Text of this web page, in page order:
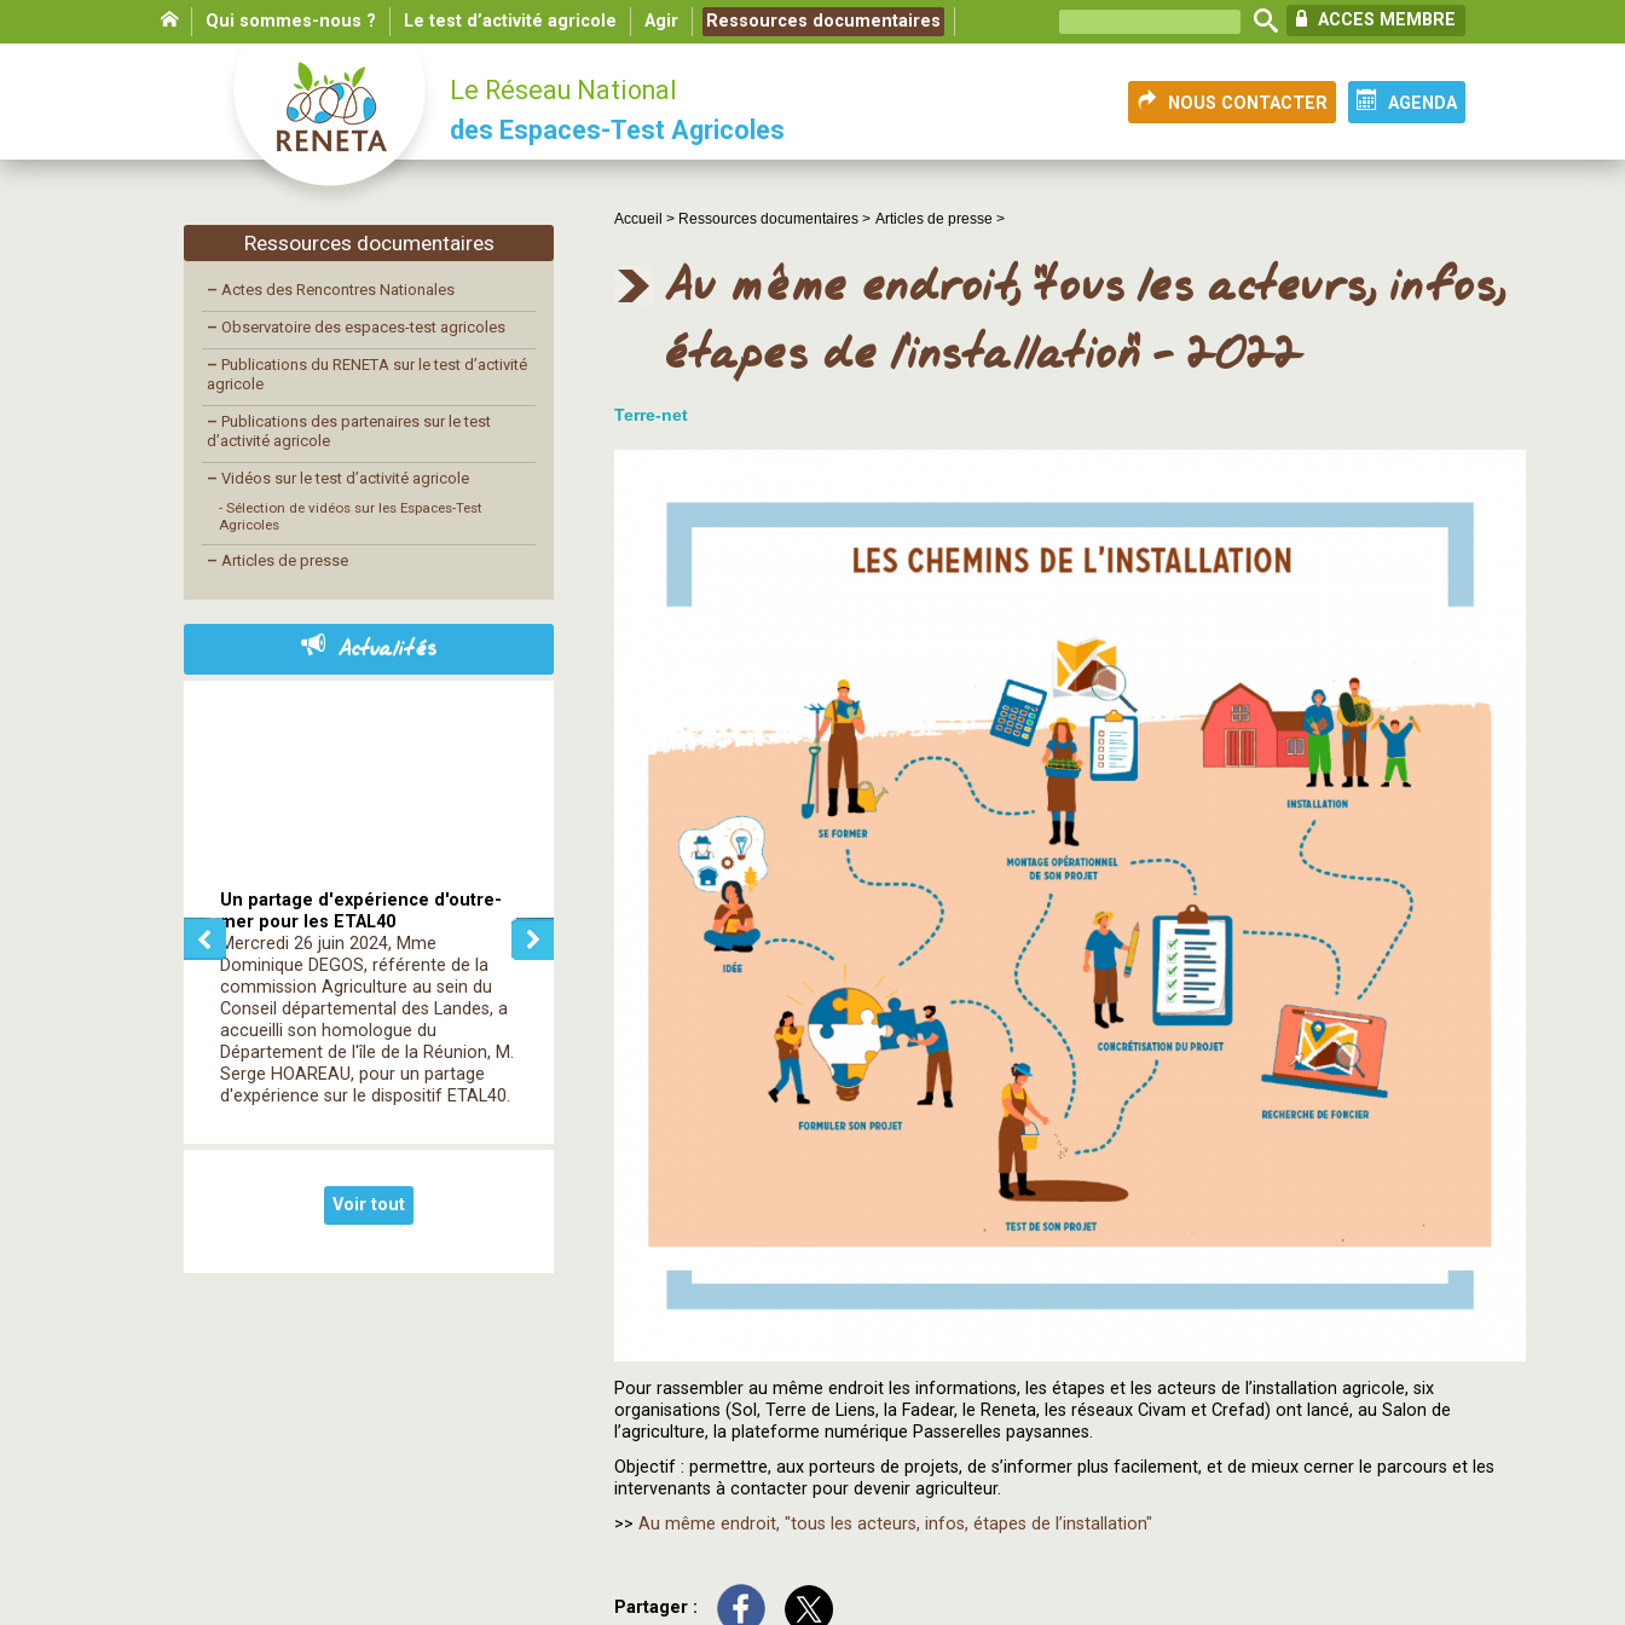
Qui sommes-nous ? Le test d’activité agricole Agir Ressources documentaires ACCES MEMBRE
AGENDA
NOUS CONTACTER
Le Réseau National
des Espaces-Test Agricoles
Accueil > Ressources documentaires > Articles de presse >
Au même endroit, "tous les acteurs, infos,
étapes de l’installation" - 2022
Terre-net
Pour rassembler au même endroit les informations, les étapes et les acteurs de l’installation agricole, six
organisations (Sol, Terre de Liens, la Fadear, le Reneta, les réseaux Civam et Crefad) ont lancé, au Salon de
l’agriculture, la plateforme numérique Passerelles paysannes.
Objectif : permettre, aux porteurs de projets, de s’informer plus facilement, et de mieux cerner le parcours et les
intervenants à contacter pour devenir agriculteur.
>> Au même endroit, "tous les acteurs, infos, étapes de l’installation"
Partager :
Ressources documentaires
– Actes des Rencontres Nationales
– Observatoire des espaces-test agricoles
– Publications du RENETA sur le test d’activité
agricole
– Publications des partenaires sur le test
d’activité agricole
– Vidéos sur le test d’activité agricole
- Sélection de vidéos sur les Espaces-Test
Agricoles
– Articles de presse
Actualités
Un partage d'expérience d'outre-
mer pour les ETAL40
Mercredi 26 juin 2024, Mme
Dominique DEGOS, référente de la
commission Agriculture au sein du
Conseil départemental des Landes, a
accueilli son homologue du
Département de l'île de la Réunion, M.
Serge HOAREAU, pour un partage
d'expérience sur le dispositif ETAL40.
Voir tout